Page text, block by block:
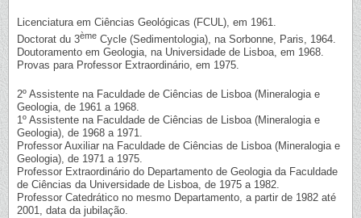
Licenciatura em Ciências Geológicas (FCUL), em 1961.
Doctorat du 3ème Cycle (Sedimentologia), na Sorbonne, Paris, 1964.
Doutoramento em Geologia, na Universidade de Lisboa, em 1968.
Provas para Professor Extraordinário, em 1975.
2º Assistente na Faculdade de Ciências de Lisboa (Mineralogia e
Geologia, de 1961 a 1968.
1º Assistente na Faculdade de Ciências de Lisboa (Mineralogia e
Geologia), de 1968 a 1971.
Professor Auxiliar na Faculdade de Ciências de Lisboa (Mineralogia e
Geologia), de 1971 a 1975.
Professor Extraordinário do Departamento de Geologia da Faculdade
de Ciências da Universidade de Lisboa, de 1975 a 1982.
Professor Catedrático no mesmo Departamento, a partir de 1982 até
2001, data da jubilação.